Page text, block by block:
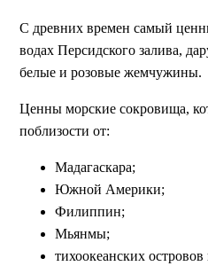
С древних времен самый
водах Персидского залива,
белые и розовые жемчужины.
Ценны морские сокровища,
поблизости от:
Мадагаскара;
Южной Америки;
Филиппин;
Мьянмы;
тихоокеанских